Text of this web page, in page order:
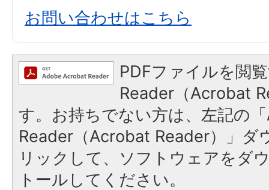
お問い合わせはこちら
PDFファイルを閲
Reader（Acrobat
す。お持ちでない方は、左記の
Reader（Acrobat Reader）」ダ
リックして、ソフトウェアをダ
トールしてください。